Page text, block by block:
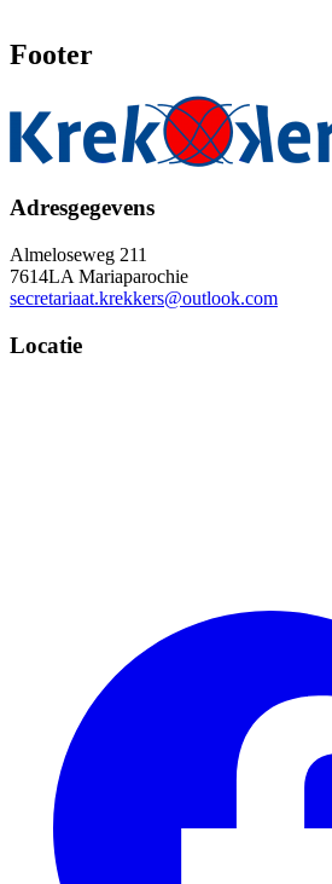
Footer
Adresgegevens
Almeloseweg 211
7614LA Mariaparochie
secretariaat.krekkers@outlook.com
Locatie